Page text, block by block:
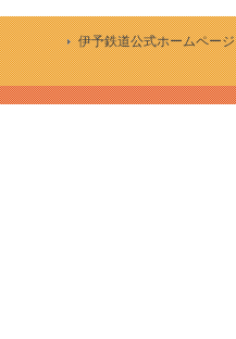
伊予鉄道公式ホームページ